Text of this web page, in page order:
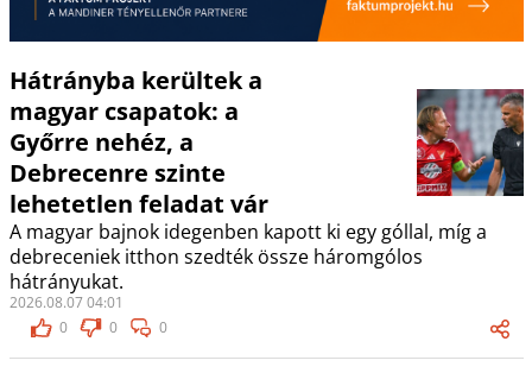
Hátrányba kerültek a
magyar csapatok: a
Győrre nehéz, a
Debrecenre szinte
lehetetlen feladat vár
A magyar bajnok idegenben kapott ki egy góllal, míg a
debreceniek itthon szedték össze háromgólos
hátrányukat.
2026.08.07 04:01
0
0 0